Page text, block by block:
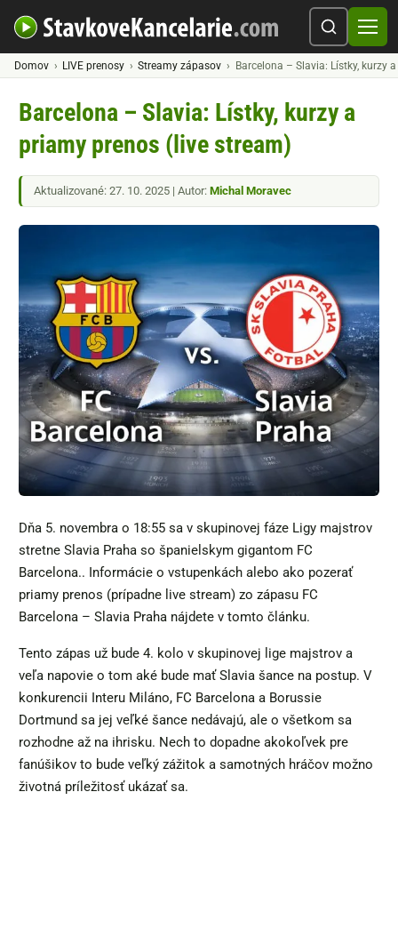
Domov LIVE prenosy Streamy zápasov Barcelona – Slavia: Lístky, kurzy
Barcelona – Slavia: Lístky, kurzy a
priamy prenos (live stream)
Aktualizované: 27. 10. 2025 | Autor: Michal Moravec
Dňa 5. novembra o 18:55 sa v skupinovej fáze Ligy majstrov
stretne Slavia Praha so španielskym gigantom FC
Barcelona.. Informácie o vstupenkách alebo ako pozerať
priamy prenos (prípadne live stream) zo zápasu FC
Barcelona – Slavia Praha nájdete v tomto článku.
Tento zápas už bude 4. kolo v skupinovej lige majstrov a
veľa napovie o tom aké bude mať Slavia šance na postup. V
konkurencii Interu Miláno, FC Barcelona a Borussie
Dortmund sa jej veľké šance nedávajú, ale o všetkom sa
rozhodne až na ihrisku. Nech to dopadne akokoľvek pre
fanúšikov to bude veľký zážitok a samotných hráčov možno
životná príležitosť ukázať sa.